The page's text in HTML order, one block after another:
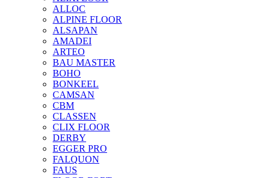
ALLOC
ALPINE FLOOR
ALSAPAN
AMADEI
ARTEO
BAU MASTER
BOHO
BONKEEL
CAMSAN
CBM
CLASSEN
CLIX FLOOR
DERBY
EGGER PRO
FALQUON
FAUS